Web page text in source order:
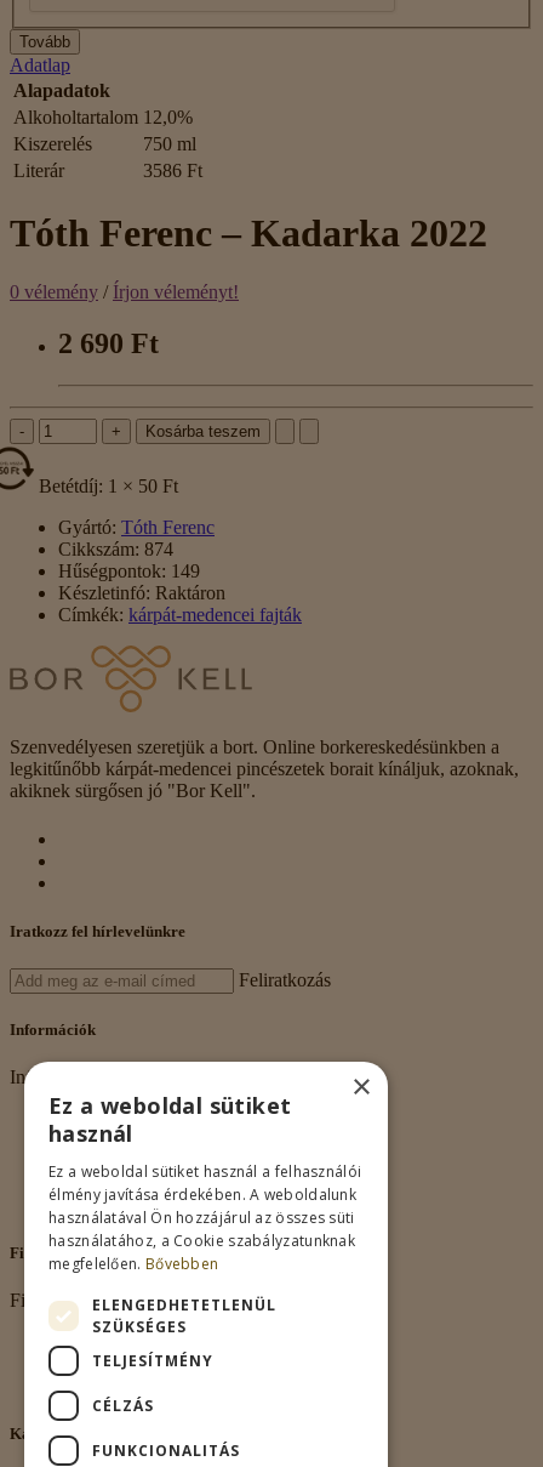
Tovább
Adatlap
Alapadatok
Alkoholtartalom 12,0%
Kiszerelés
750 ml
Literár
3586 Ft
Tóth Ferenc – Kadarka 2022
0 vélemény / Írjon véleményt!
2 690 Ft
- + Kosárba teszem
Betétdíj: 1 × 50 Ft
Gyártó: Tóth Ferenc
Cikkszám: 874
Hűségpontok: 149
Készletinfó: Raktáron
Címkék: kárpát-medencei fajták
Szenvedélyesen szeretjük a bort. Online borkereskedésünkben a
legkitűnőbb kárpát-medencei pincészetek borait kínáljuk, azoknak,
akiknek sürgősen jó "Bor Kell".
Iratkozz fel hírlevelünkre
Feliratkozás
Információk
Információk
Rólunk
Adatkezelés
Vásárlási feltételek
Nagykereskedelem
Kapcsolat
Fiókom
Fiókom
Fiókom
Rendeléseim
Kívánságlista
Kapcsolat
×
Ez a weboldal sütiket
használ
Ez a weboldal sütiket használ a felhasználói
élmény javítása érdekében. A weboldalunk
használatával Ön hozzájárul az összes süti
használatához, a Cookie szabályzatunknak
megfelelően. Bővebben
ELENGEDHETETLENÜL
SZÜKSÉGES
TELJESÍTMÉNY
CÉLZÁS
FUNKCIONALITÁS